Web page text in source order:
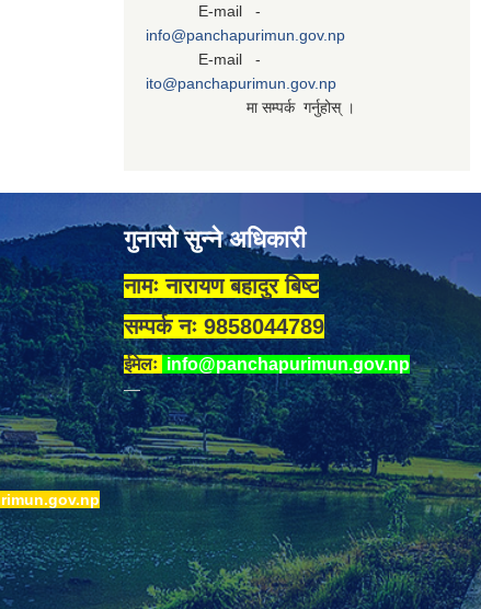
E-mail -
info@panchapurimun.gov.np
E-mail -
ito@panchapurimun.gov.np
मा सम्पर्क गर्नुहोस् ।
गुनासो सुन्ने अधिकारी
नामः नारायण बहादुर बिष्ट
सम्पर्क नः 9858044789
ईमेलः info@panchapurimun.gov.np